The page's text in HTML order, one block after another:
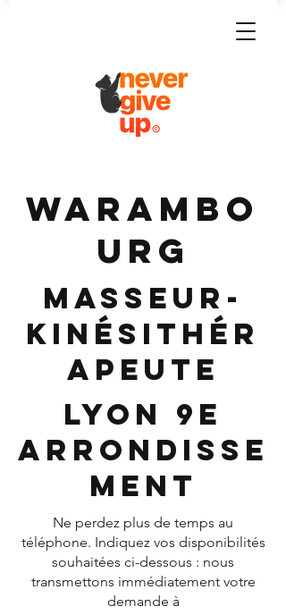
WARAMBO
URG
Masseur-
Kinésithér
apeute
Lyon 9e
Arrondisse
ment
Ne perdez plus de temps au
téléphone. Indiquez vos disponibilités
souhaitées ci-dessous : nous
transmettons immédiatement votre
demande à